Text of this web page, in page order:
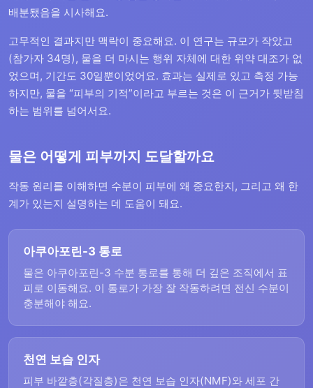
배분됐음을 시사해요.
고무적인 결과지만 맥락이 중요해요. 이 연구는 규모가 작았고
(참가자 34명), 물을 더 마시는 행위 자체에 대한 위약 대조가 없
었으며, 기간도 30일뿐이었어요. 효과는 실제로 있고 측정 가능
하지만, 물을 “피부의 기적”이라고 부르는 것은 이 근거가 뒷받침
하는 범위를 넘어서요.
물은 어떻게 피부까지 도달할까요
작동 원리를 이해하면 수분이 피부에 왜 중요한지, 그리고 왜 한
계가 있는지 설명하는 데 도움이 돼요.
아쿠아포린-3 통로
물은 아쿠아포린-3 수분 통로를 통해 더 깊은 조직에서 표
피로 이동해요. 이 통로가 가장 잘 작동하려면 전신 수분이
충분해야 해요.
천연 보습 인자
피부 바깥층(각질층)은 천연 보습 인자(NMF)와 세포 간